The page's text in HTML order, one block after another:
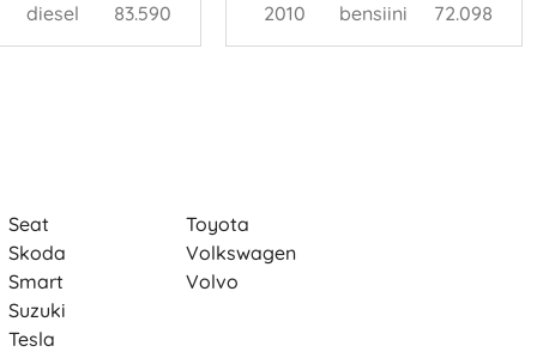
diesel 83.590 2010 bensiini 72.098
Seat
Skoda
Smart
Suzuki
Tesla
Toyota
Volkswagen
Volvo